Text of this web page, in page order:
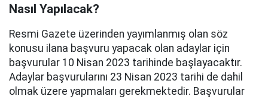
Nasıl Yapılacak?
Resmi Gazete üzerinden yayımlanmış olan söz
konusu ilana başvuru yapacak olan adaylar için
başvurular 10 Nisan 2023 tarihinde başlayacaktır.
Adaylar başvurularını 23 Nisan 2023 tarihi de dahil
olmak üzere yapmaları gerekmektedir. Başvurular